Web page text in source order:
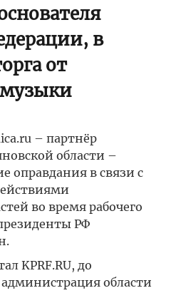
в
от
– партнёр
области –
оправдания в связи с
во время рабочего
РФ
KPRF.RU, до
области